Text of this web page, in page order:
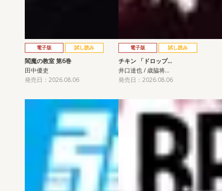
電子版 試し読み
閻魔の教室 第6巻
田中優吏
発売日：2026.08.06
電子版 試し読み
チキン 「ドロップ…
井口達也 / 歳脇将…
発売日：2026.08.06